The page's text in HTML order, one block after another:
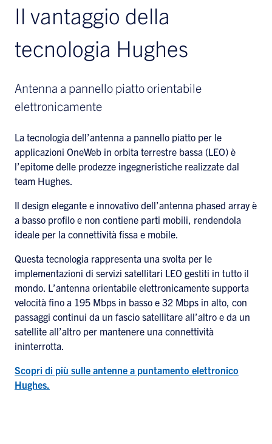
Il vantaggio della
tecnologia Hughes
Antenna a pannello piatto orientabile
elettronicamente
La tecnologia dell’antenna a pannello piatto per le
applicazioni OneWeb in orbita terrestre bassa (LEO) è
l’epitome delle prodezze ingegneristiche realizzate dal
team Hughes.
Il design elegante e innovativo dell’antenna phased array è
a basso profilo e non contiene parti mobili, rendendola
ideale per la connettività fissa e mobile.
Questa tecnologia rappresenta una svolta per le
implementazioni di servizi satellitari LEO gestiti in tutto il
mondo. L’antenna orientabile elettronicamente supporta
velocità fino a 195 Mbps in basso e 32 Mbps in alto, con
passaggi continui da un fascio satellitare all’altro e da un
satellite all’altro per mantenere una connettività
ininterrotta.
Scopri di più sulle antenne a puntamento elettronico
Hughes.